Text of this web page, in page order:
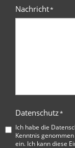
Nachricht*
Datenschutz*
Ich habe die
Kenntnis
ein. Ich kann diese